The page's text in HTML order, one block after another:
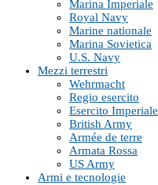
Marina Imperiale
Royal Navy
Marine nationale
Marina Sovietica
U.S. Navy
Mezzi terrestri
Wehrmacht
Regio esercito
Esercito Imperiale
British Army
Armée de terre
Armata Rossa
US Army
Armi e tecnologie